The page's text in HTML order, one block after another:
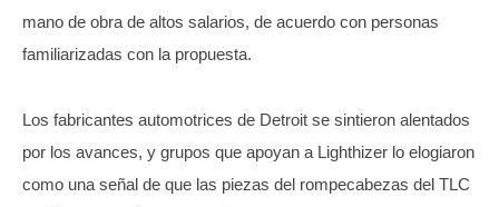
mano de obra de altos salarios, de acuerdo con personas
familiarizadas con la propuesta.
Los fabricantes automotrices de Detroit se sintieron alentados
por los avances, y grupos que apoyan a Lighthizer lo elogiaron
como una señal de que las piezas del rompecabezas del TLC